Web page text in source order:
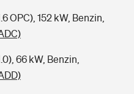
OPC), 152 kW, Benzin,
66 kW, Benzin,